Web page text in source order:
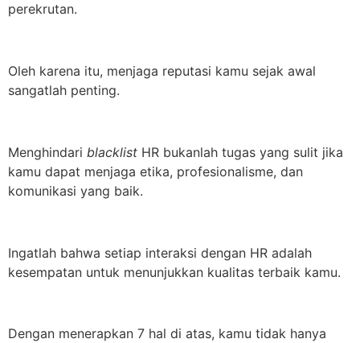
perekrutan.
Oleh karena itu, menjaga reputasi kamu sejak awal
sangatlah penting.
Menghindari blacklist HR bukanlah tugas yang sulit jika
kamu dapat menjaga etika, profesionalisme, dan
komunikasi yang baik.
Ingatlah bahwa setiap interaksi dengan HR adalah
kesempatan untuk menunjukkan kualitas terbaik kamu.
Dengan menerapkan 7 hal di atas, kamu tidak hanya